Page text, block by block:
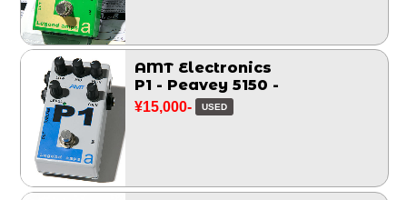
AMT Electronics
P1 - Peavey 5150 -
¥15,000- USED